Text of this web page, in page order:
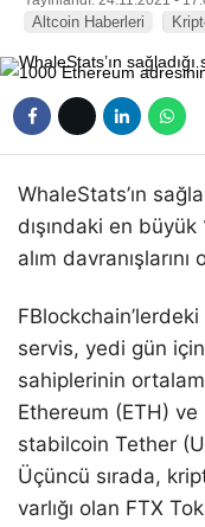
Altcoin Haberleri
WhaleStats’ın
dışındaki en
alım
servis, yedi gün
sahiplerinin
Ethereum (ETH)
stabilcoin Tether
Üçüncü sırada,
varlığı olan FTX